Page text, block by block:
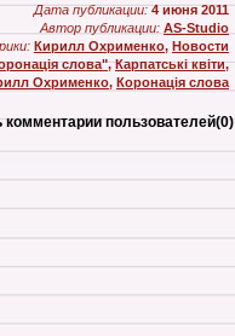
Дата публикации: 4 июня 2011
Автор публикации: AS-Studio
Кирилл Охрименко, Новости
слова",Карпатські квіти,
Охрименко, Коронація слова
комментарии пользователей(0)